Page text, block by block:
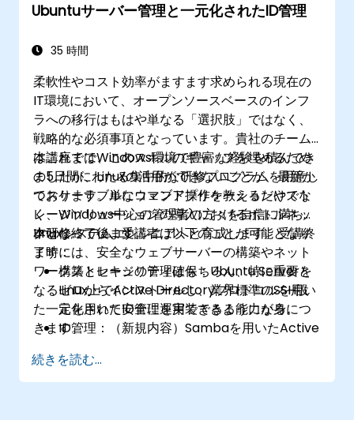
Ubuntuサーバー管理と一元化されたID管理
35 時間
柔軟性やコスト効率がますます求められる現在の
IT環境において、オープンソースベースのインフ
ラへの移行はもはや単なる「選択肢」ではなく、
戦略的な必須事項となっています。貴社のチーム
はこれまでWindows環境で豊富な経験を積んでき
ましたが、Linuxの活用ができないことが、最新か
つスケーラブルなウェブアプリケーションやスト
レージソリューションの導入におけるボトルネッ
クとなっています。
本講座では、このスキルのギャップを埋めるため
の5日間にわたる集中的な研修プログラムを用意し
ております。単にコマンド操作を教えるだけでな
く、Windows中心の管理者の方々を自信に満ちた
Linuxシステムエンジニアへと育成します。受講終
了時には、安全なウェブサーバーの構築やネット
ワークストレージの管理はもちろん、特に重要と
なるLinux上でActive Directoryプロトコルを用い
た一元化されたID管理を実装できる能力が身につ
きます。
本研修終了後、受講者は以下のことが可能となり
ます：
構築とセキュリティ確保：Ubuntu Serverを
ゼロからインストールし、業界標準のSSH設
定を用いて安全に運用できるようになる。
ID管理：（新規内容）Sambaを用いたActive
ザアカウントや認証情報（LDAP）を一元的に
管理する。
メンテナンス作業を自動化できるようにな
続きを読む...